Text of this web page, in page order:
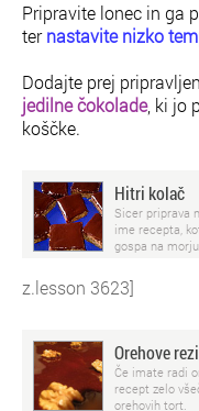
Pripravite lonec in ga
ternastavite nizko
Dodajte prej
jedilne čokolade, ki jo
koščke.
Hitri kolač
Sicer priprava
ime recepta,
gospa na
z.lesson 3623]
Orehove
Če imate radi
recept zelo
orehovih tort.